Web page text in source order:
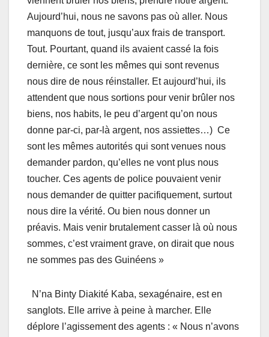
Aujourd’hui, nous ne savons pas où aller. Nous
manquons de tout, jusqu’aux frais de transport.
Tout. Pourtant, quand ils avaient cassé la fois
dernière, ce sont les mêmes qui sont revenus
nous dire de nous réinstaller. Et aujourd’hui, ils
attendent que nous sortions pour venir brûler nos
biens, nos habits, le peu d’argent qu’on nous
donne par-ci, par-là argent, nos assiettes…) Ce
sont les mêmes autorités qui sont venues nous
demander pardon, qu’elles ne vont plus nous
toucher. Ces agents de police pouvaient venir
nous demander de quitter pacifiquement, surtout
nous dire la vérité. Ou bien nous donner un
préavis. Mais venir brutalement casser là où nous
sommes, c’est vraiment grave, on dirait que nous
ne sommes pas des Guinéens »
N’na Binty Diakité Kaba, sexagénaire, est en
sanglots. Elle arrive à peine à marcher. Elle
déplore l’agissement des agents : « Nous n’avons